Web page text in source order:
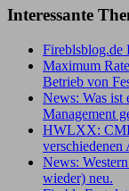
Interessante
Fireblsblog.de
Maximum
Betrieb von
News: Was ist
Management
HWLXX:
verschiedenen
News:
wieder) neu.